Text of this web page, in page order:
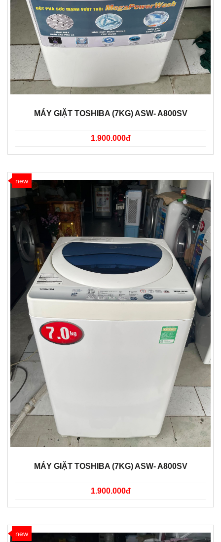
MÁY GIẶT TOSHIBA (7KG) ASW- A800SV
1.900.000đ
new
MÁY GIẶT TOSHIBA (7KG) ASW- A800SV
1.900.000đ
new